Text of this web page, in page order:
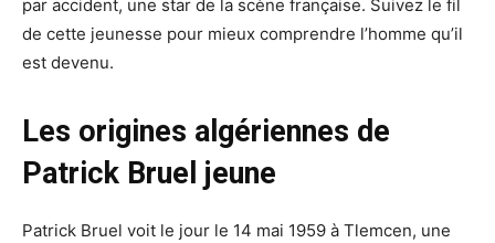
par accident, une star de la scène française. Suivez le fil
de cette jeunesse pour mieux comprendre l’homme qu’il
est devenu.
Les origines algériennes de
Patrick Bruel jeune
Patrick Bruel voit le jour le 14 mai 1959 à Tlemcen, une